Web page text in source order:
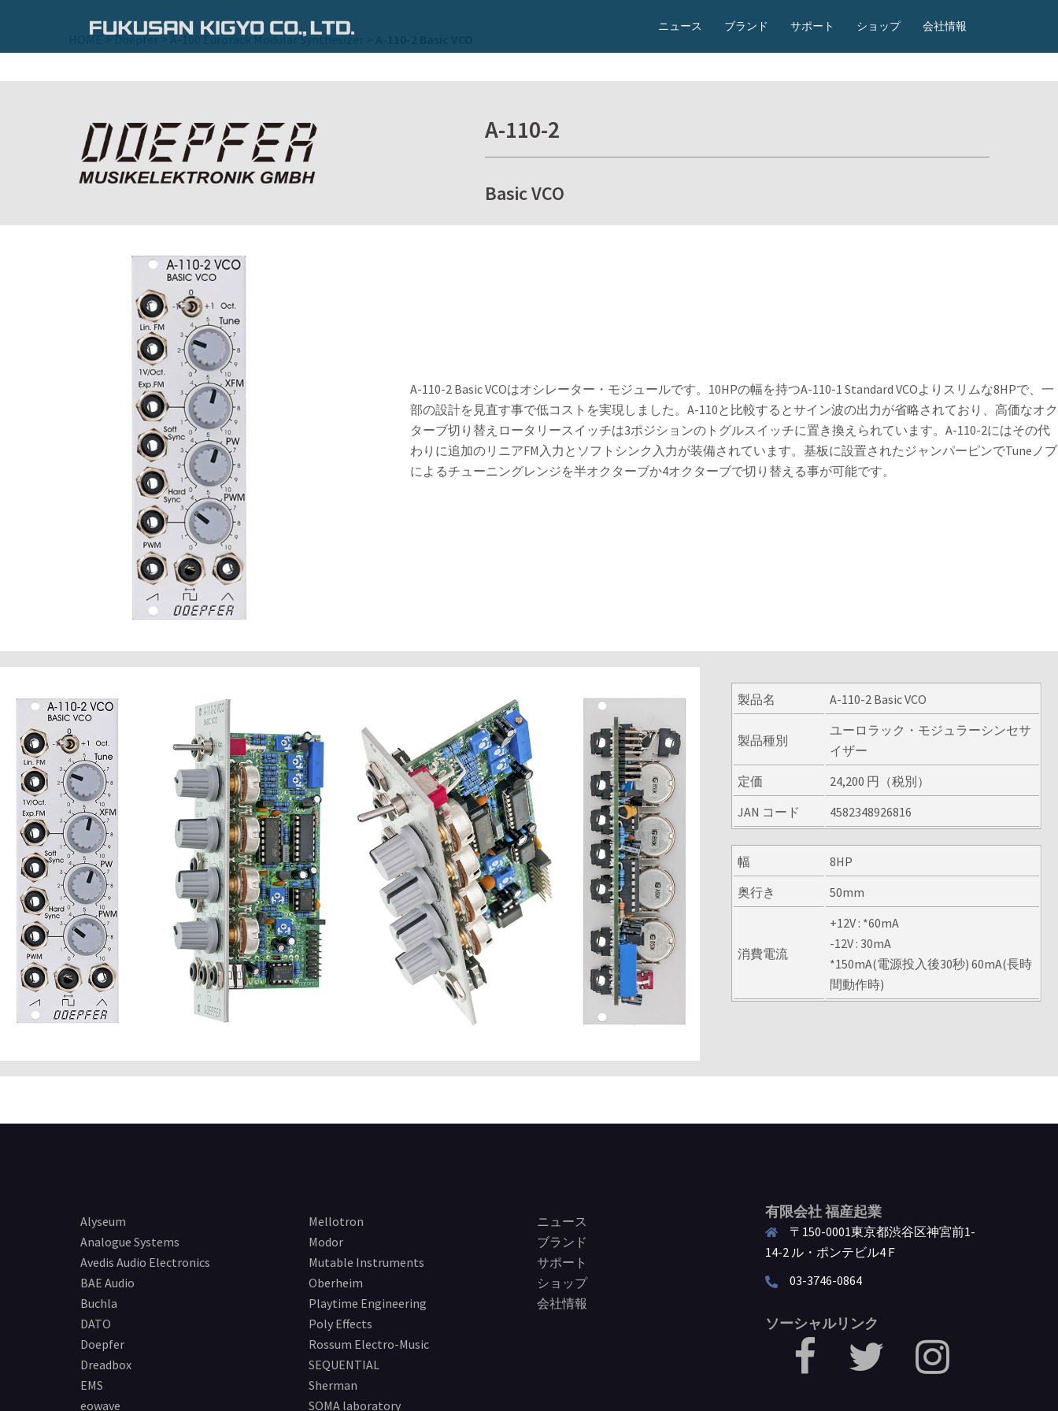
テ
ニュース ブランド サポート ショップ 会社情報
HOME >Doepfer> A-100 Eurorack Modular Synthesizer
A-110-2
Basic VCO
A-110-2 Basic VCOはオシレーター・モジュールです。10HPの幅を持つA-110-1 Standard VCOよりスリムな8HPで、一
部の設計を見直す事で低コストを実現しました。A-110と比較するとサイン波の出力が省略されており、高価なオク
ターブ切り替えロータリースイッチは3ポジションのトグルスイッチに置き換えられています。A-110-2にはその代
わりに追加のリニアFM入力とソフトシンク入力が装備されています。基板に設置されたジャンパーピンでTuneノブ
によるチューニングレンジを半オクターブか4オクターブで切り替える事が可能です。
製品名 A-110-2 Basic VCO
製品種別
ユーロラック・モジュラーシンセサ
イザー
定価
24,200 円（税別）
JAN コード
4582348926816
幅
8HP
奥行き
50mm
消費電流
+12V : *60mA
-12V : 30mA
*150mA(電源投入後30秒) 60mA(長時
間動作時)
Alyseum
Analogue Systems
Avedis Audio Electronics
BAE Audio
Buchla
DATO
Doepfer
Dreadbox
EMS
eowave
Mellotron
Modor
Mutable Instruments
Oberheim
Playtime Engineering
Poly Effects
Rossum Electro-Music
SEQUENTIAL
Sherman
SOMA laboratory
ニュース
ブランド
サポート
ショップ
会社情報
有限会社 福産起業
〒150-0001東京都渋谷区神宮前1-
14-2 ル・ポンテビル4Ｆ
03-3746-0864
ソーシャルリンク
facebook Twitter